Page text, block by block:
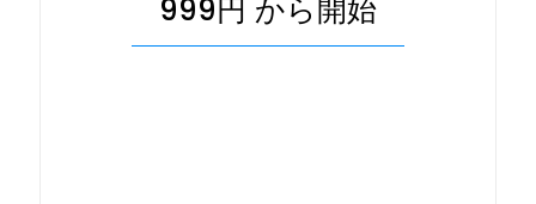
999円 から開始